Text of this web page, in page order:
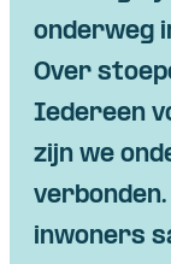
onderweg
Over
Iedereen
zijn we
inwoners